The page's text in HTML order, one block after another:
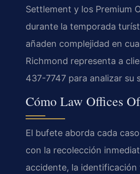
Settlement y los Premium
durante la temporada
añaden complejidad en
Richmond representa a
437-7747 para analizar su
Cómo Law Offices
El bufete aborda cada
con la recolección
accidente, la